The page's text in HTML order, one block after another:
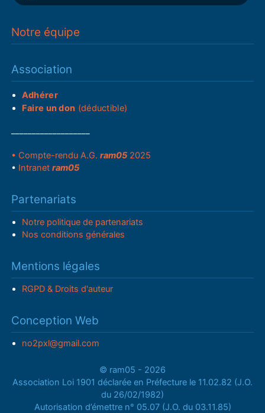
Notre équipe
Association
Adhérer
Faire un don (déductible)
• Compte-rendu A.G.ram05 2025
• Intranetram05
Partenariats
Notre politique de partenariats
Nos conditions générales
Mentions légales
RGPD & Droits d'auteur
Conception Web
no2pxl@gmail.com
© ram05 - 2026
Association Loi 1901 déclarée en Préfecture le 11.02.82 (J.O.
du 26/02/1982)
Autorisation d’émettre n° 05.07 (J.O. du 03.11.85)